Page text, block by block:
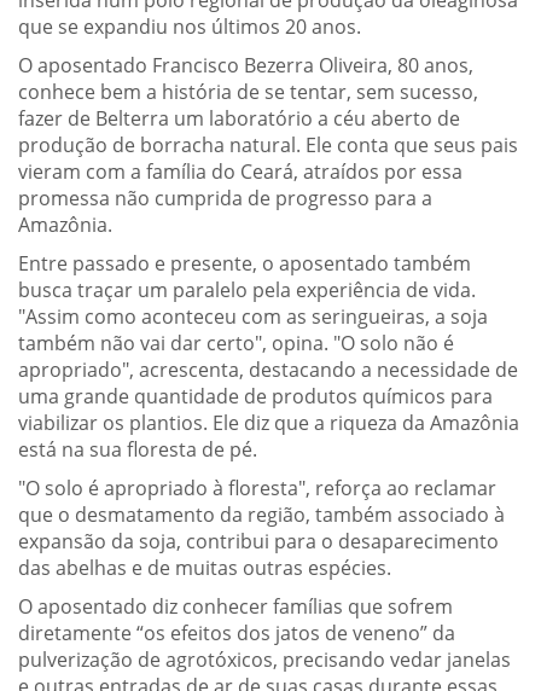
que se expandiu nos últimos 20 anos.
O aposentado Francisco Bezerra Oliveira, 80 anos,
conhece bem a história de se tentar, sem sucesso,
fazer de Belterra um laboratório a céu aberto de
produção de borracha natural. Ele conta que seus pais
vieram com a família do Ceará, atraídos por essa
promessa não cumprida de progresso para a
Amazônia.
Entre passado e presente, o aposentado também
busca traçar um paralelo pela experiência de vida.
"Assim como aconteceu com as seringueiras, a soja
também não vai dar certo", opina. "O solo não é
apropriado", acrescenta, destacando a necessidade de
uma grande quantidade de produtos químicos para
viabilizar os plantios. Ele diz que a riqueza da Amazônia
está na sua floresta de pé.
"O solo é apropriado à floresta", reforça ao reclamar
que o desmatamento da região, também associado à
expansão da soja, contribui para o desaparecimento
das abelhas e de muitas outras espécies.
O aposentado diz conhecer famílias que sofrem
diretamente “os efeitos dos jatos de veneno” da
pulverização de agrotóxicos, precisando vedar janelas